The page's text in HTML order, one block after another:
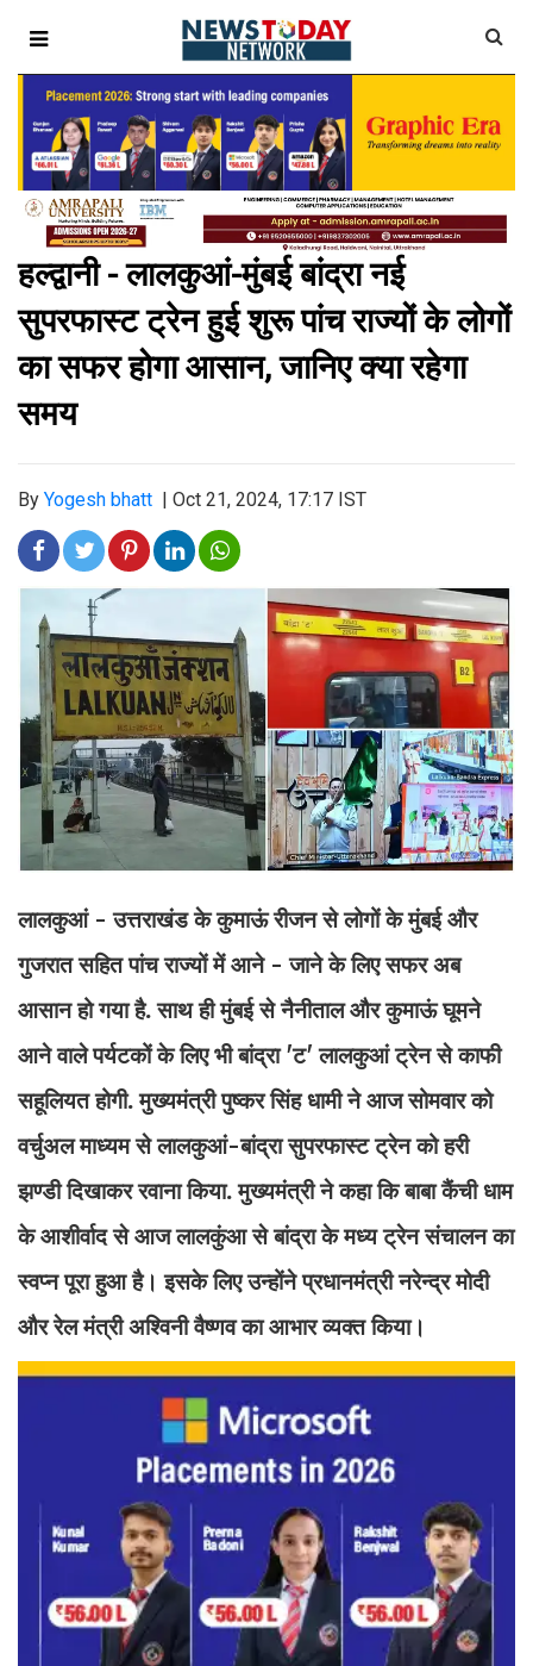
हल्द्वानी - लालकुआं-मुंबई बांद्रा नई
सुपरफास्ट ट्रेन हुई शुरू पांच राज्यों के लोगों
का सफर होगा आसान, जानिए क्या रहेगा
समय
By Yogesh bhatt Oct 21, 2024, 17:17 IST
लालकुआं - उत्तराखंड के कुमाऊं रीजन से लोगों के मुंबई और
गुजरात सहित पांच राज्यों में आने - जाने के लिए सफर अब
आसान हो गया है. साथ ही मुंबई से नैनीताल और कुमाऊं घूमने
आने वाले पर्यटकों के लिए भी बांद्रा 'ट' लालकुआं ट्रेन से काफी
सहूलियत होगी. मुख्यमंत्री पुष्कर सिंह धामी ने आज सोमवार को
वर्चुअल माध्यम से लालकुआं-बांद्रा सुपरफास्ट ट्रेन को हरी
झण्डी दिखाकर रवाना किया. मुख्यमंत्री ने कहा कि बाबा कैंची धाम
के आशीर्वाद से आज लालकुंआ से बांद्रा के मध्य ट्रेन संचालन का
स्वप्न पूरा हुआ है। इसके लिए उन्होंने प्रधानमंत्री नरेन्द्र मोदी
और रेल मंत्री अश्विनी वैष्णव का आभार व्यक्त किया।